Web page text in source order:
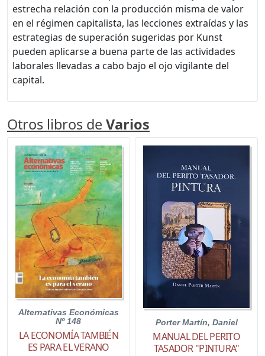
estrecha relación con la producción misma de valor
en el régimen capitalista, las lecciones extraídas y las
estrategias de superación sugeridas por Kunst
pueden aplicarse a buena parte de las actividades
laborales llevadas a cabo bajo el ojo vigilante del
capital.
Otros libros de Varios
Alternativas Económicas
Nº 148
LA ECONOMÍA TAMBIÉN
ES PARA EL VERANO
Porter Martín, Daniel
MANUAL DEL PERITO
TASADOR "PINTURA"